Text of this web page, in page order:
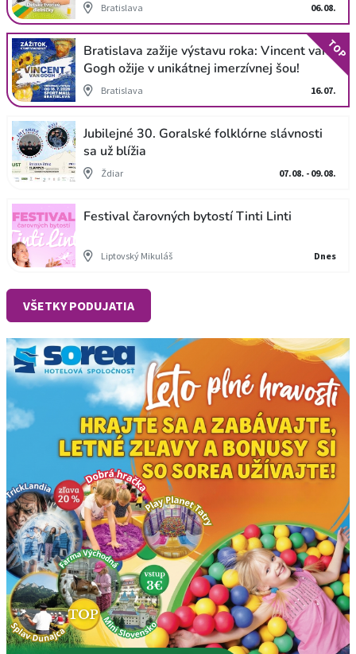
Bratislava 06.08.
Bratislava zažije výstavu roka: Vincent van
Gogh ožije v unikátnej imerzívnej šou!
Bratislava 16.07.
TOP
Jubilejné 30. Goralské folklórne slávnosti
sa už blížia
Ždiar 07.08. - 09.08.
Festival čarovných bytostí Tinti Linti
Liptovský Mikuláš Dnes
VŠETKY PODUJATIA